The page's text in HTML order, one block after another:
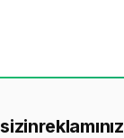
sizinreklamınız